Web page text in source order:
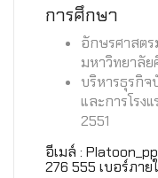
การศึกษา
อักษรศาสต
มหาวิทยาลัย
บริหารธุรกิจ
และการโรง
2551
อีเมล์ :
276 555 เบอร์ภาย